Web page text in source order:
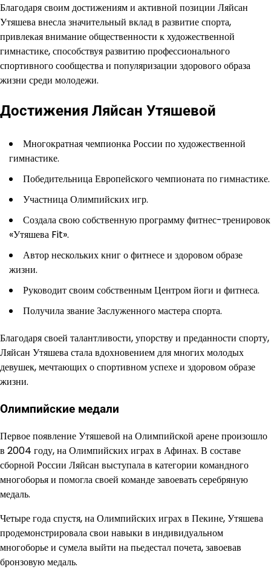
Благодаря своим достижениям и активной позиции Ляйсан
Утяшева внесла значительный вклад в развитие спорта,
привлекая внимание общественности к художественной
гимнастике, способствуя развитию профессионального
спортивного сообщества и популяризации здорового образа
жизни среди молодежи.
Достижения Ляйсан Утяшевой
Многократная чемпионка России по художественной
гимнастике.
Победительница Европейского чемпионата по гимнастике.
Участница Олимпийских игр.
Создала свою собственную программу фитнес-тренировок
«Утяшева Fit».
Автор нескольких книг о фитнесе и здоровом образе
жизни.
Руководит своим собственным Центром йоги и фитнеса.
Получила звание Заслуженного мастера спорта.
Благодаря своей талантливости, упорству и преданности спорту,
Ляйсан Утяшева стала вдохновением для многих молодых
девушек, мечтающих о спортивном успехе и здоровом образе
жизни.
Олимпийские медали
Первое появление Утяшевой на Олимпийской арене произошло
в 2004 году, на Олимпийских играх в Афинах. В составе
сборной России Ляйсан выступала в категории командного
многоборья и помогла своей команде завоевать серебряную
медаль.
Четыре года спустя, на Олимпийских играх в Пекине, Утяшева
продемонстрировала свои навыки в индивидуальном
многоборье и сумела выйти на пьедестал почета, завоевав
бронзовую медаль.